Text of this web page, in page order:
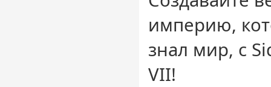
империю,
знал мир, с
VII!